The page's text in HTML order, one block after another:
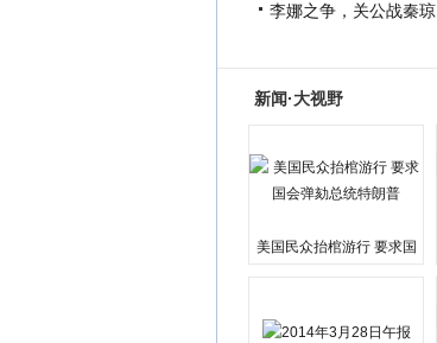
李娜之争，关公战秦琼
新闻·大视野
美国民众抬棺游行 要求国